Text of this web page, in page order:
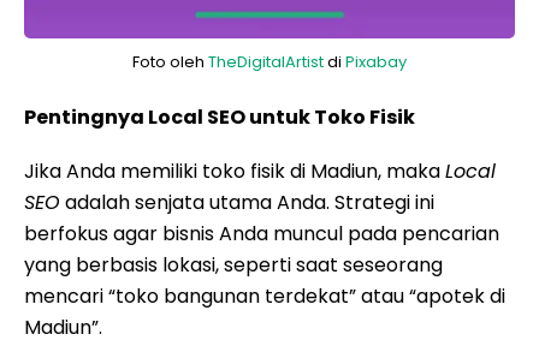
Foto oleh TheDigitalArtistdi Pixabay
Pentingnya Local SEO untuk Toko Fisik
Jika Anda memiliki toko fisik di Madiun, makaLocal
SEO adalah senjata utama Anda. Strategi ini
berfokus agar bisnis Anda muncul pada pencarian
yang berbasis lokasi, seperti saat seseorang
mencari “toko bangunan terdekat” atau “apotek di
Madiun”.